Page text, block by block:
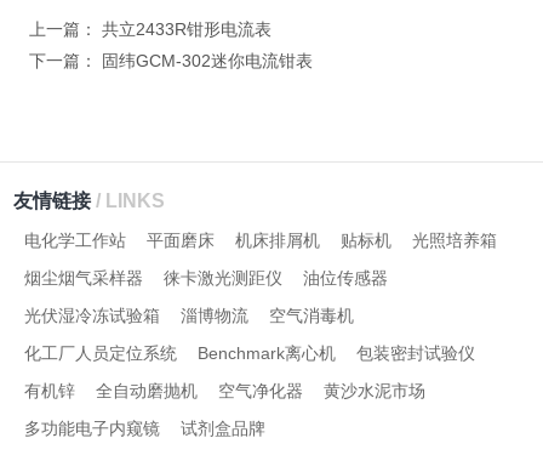
上一篇： 共立2433R钳形电流表
下一篇：
固纬GCM-302迷你电流钳表
友情链接/ LINKS
电化学工作站 平面磨床 机床排屑机 贴标机
光照培养箱
烟尘烟气采样器
徕卡激光测距仪
油位传感器
光伏湿冷冻试验箱
淄博物流
空气消毒机
化工厂人员定位系统
Benchmark离心机
包装密封试验仪
有机锌
全自动磨抛机 空气净化器
黄沙水泥市场
多功能电子内窥镜
试剂盒品牌